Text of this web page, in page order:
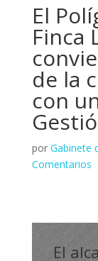
El
Finca
de la
con
por Gabinete
Comentarios
El